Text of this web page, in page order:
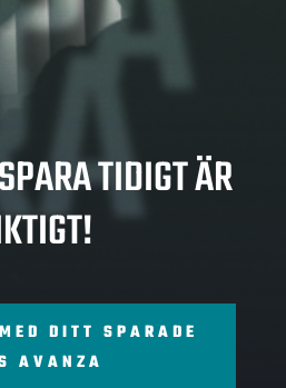
TIDIGT ÄR
DITT SPARADE
AVANZA